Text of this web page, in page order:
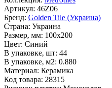
Артикул: 46Z06
Бренд: Golden Tile (Украина)
Страна: Украина
Размер, мм: 100x200
Цвет: Синий
В упаковке, шт: 44
В упаковке, м2: 0.880
Материал: Керамика
Код товара: 28315